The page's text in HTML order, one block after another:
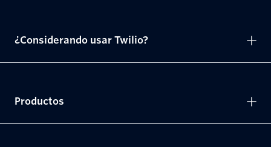
¿Considerando usar Twilio?
Productos